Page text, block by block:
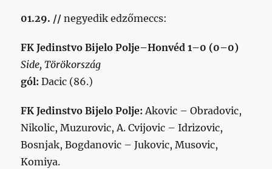
01.29. // negyedik edzőmeccs:
FK Jedinstvo Bijelo Polje–Honvéd 1–0 (0–0)
Side, Törökország
gól:Dacic (86.)
FK Jedinstvo Bijelo Polje:Akovic – Obradovic,
Nikolic, Muzurovic, A. Cvijovic – Idrizovic,
Bosnjak, Bogdanovic – Jukovic, Musovic,
Komiya.